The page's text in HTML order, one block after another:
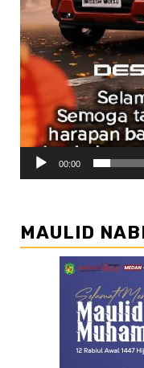
00:00
MAULID